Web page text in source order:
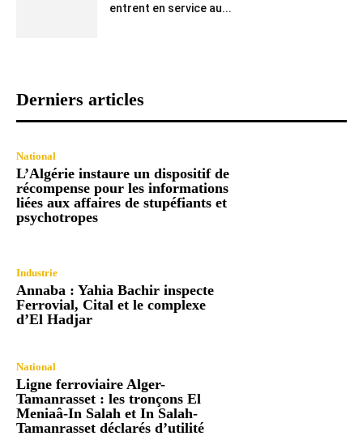
entrent en service au...
Derniers articles
National
L’Algérie instaure un dispositif de
récompense pour les informations
liées aux affaires de stupéfiants et
psychotropes
Industrie
Annaba : Yahia Bachir inspecte
Ferrovial, Cital et le complexe
d’El Hadjar
National
Ligne ferroviaire Alger-
Tamanrasset : les tronçons El
Meniaâ-In Salah et In Salah-
Tamanrasset déclarés d’utilité